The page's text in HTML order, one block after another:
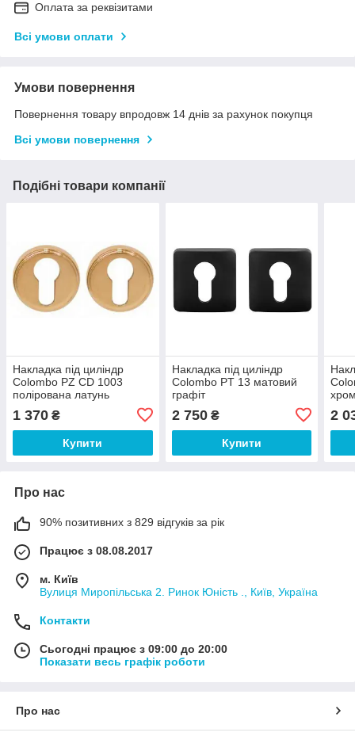
Оплата за реквізитами
Всі умови оплати
Умови повернення
Повернення товару впродовж 14 днів за рахунок покупця
Всі умови повернення
Подібні товари компанії
Накладка під циліндр
Colombo PZ CD 1003
полірована латунь
1 370 ₴
Купити
Накладка під циліндр
Colombo PT 13 матовий
графіт
2 750₴
Купити
2
Про нас
90% позитивних з 829 відгуків за рік
Працює з 08.08.2017
м. Київ
Вулиця Миропільська 2. Ринок Юність ., Київ, Україна
Контакти
Сьогодні працює з 09:00 до 20:00
Показати весь графік роботи
Про нас